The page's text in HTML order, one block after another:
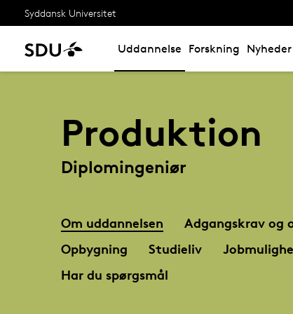
Syddansk Universitet
Uddannelse Forskning Nyheder
Produktion
Diplomingeniør
Om uddannelsen
Adgangskrav og
Opbygning
Studieliv
Har du spørgsmål